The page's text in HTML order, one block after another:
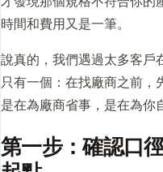
時間和費用又是一筆。
說真的，我們遇過太多客戶
只有一個：在找廠商之前，
是在為廠商省事，是在為你
第一步：確認口